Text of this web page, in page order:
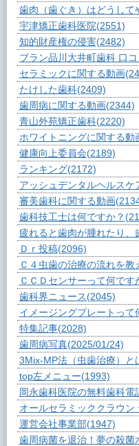
歯肉（歯ぐき）はどうして
宇津矯正歯科医院(2551)
知的財産権の侵害(2482)
ブラン品川大井町歯科 口
セラミックに関する動画
たけした歯科(2409)
歯周病に関する動画(2344)
青山外苑矯正歯科(2220)
ホワイトニングに関する動
健康向上委員会(2189)
ランキング(2172)
アッシュデンタルヘルスケ
審美歯科に関する動画
歯科技工士は何ですか？
疲れると歯肉が腫れたり、
Ｄｒ投稿(2096)
Ｃ４虫歯の治療の流れを教
ＣＣＤセンサーって何です
歯科界ニュース(2045)
イメージングプレートって
特集記事(2028)
歯周病写真(2025/01/24)
3Mix-MP法（虫歯治療）と
top左メニュー(1993)
岡永歯科医院の無料歯科電
オールセラミッククラウン
運営会社事業部(1947)
歯周病菌を退治！夢の殺菌